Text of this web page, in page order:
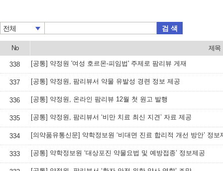
전체 검 색
No 제목
338 [공통] 약정원 '여성 호르몬-피임법' 주제로 팜리뷰 게재
337 [공통] 약정원, 팜리뷰서 약물 유발성 경련 정보 제공
336 [공통] 약정원, 온라인 팜리뷰 12월 첫 원고 발행
335 [공통] 약정원, 팜리뷰서 ‘비만 치료 최신 지견’ 자료 제공
334 [의약품유통신문] 약학정보원 ‘비대면 진료 합리적 개선 방안’ 정보
333 [공통] 약학정보원 ‘대상포진 약물요법 및 예방접종’ 정보제공